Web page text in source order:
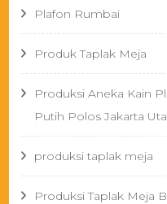
Plafon Rumbai
Produk Taplak Meja
Produksi Aneka Kain
Putih Polos Jakarta
produksi taplak meja
Produksi Taplak Meja